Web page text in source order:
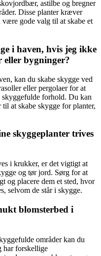
astilbe og bregner
Disse planter kræver
gode valg til at skabe et
i haven, hvis jeg ikke
bygninger?
kan du skabe skygge ved
eller pergolaer for at
forhold. Du kan
at skabe skygge for planter,
skyggeplanter trives
i krukker, er det vigtigt at
og tør jord. Sørg for at
og placere dem et sted, hvor
selvom de står i skygge.
blomsterbed i
områder kan du
har forskellige